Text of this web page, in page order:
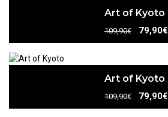
Art of Kyoto
109,90€ 79,90€
Art of Kyoto
109,90€ 79,90€